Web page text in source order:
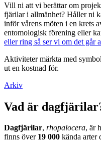
Vill ni att vi berättar om
fjärilar i allmänhet? Håller ni
inför vårens möten i en krets
entomologisk förening eller
eller ring så ser vi om det går
Aktiviteter märkta med
ut en kostnad för.
Arkiv
Vad är
Dagfjärilar, rhopalocera, är
finns över 19 000 kända arter